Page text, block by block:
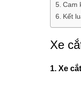
Cam
Kết
Xe
1. Xe